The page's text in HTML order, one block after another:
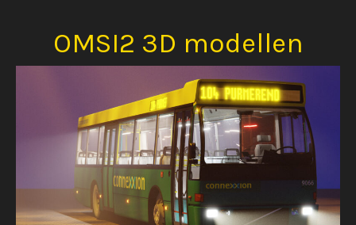
OMSI2 3D modellen